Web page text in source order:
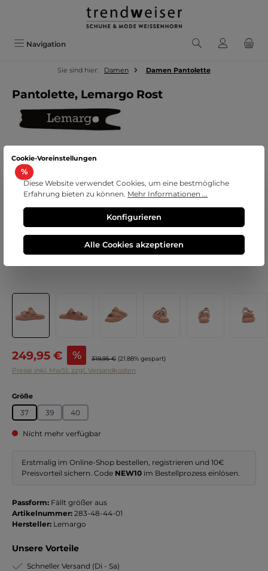
Zum Hauptinhalt springen
Navigation
Sie sind hier: Damen Damen Pantolette
Pantolette, Lemargo Rost
Bildergalerie überspringen
%Rabatt
Verkaufspreis:
249,95 € % Regulärer Preis:
319,95 € (21.88% gespart)
Preise inkl. MwSt. zzgl. Versandkosten
Größeauswählen
37 39 40
Nicht mehr verfügbar
Erstmalig im Online-Shop bestellen, registrieren und 10€
Preisvorteil sichern. Code NEW10 im Bestellprozess einlösen.
Passform: Fällt größer aus
Artikelnummer: 283-48-44-01
Hersteller: Lemargo
Unsere Vorteile
Schneller Versand (Di - Sa)
Cookie-Voreinstellungen
Diese Website verwendet Cookies, um eine bestmögliche
Erfahrung bieten zu können. Mehr Informationen ...
Konfigurieren
Alle Cookies akzeptieren